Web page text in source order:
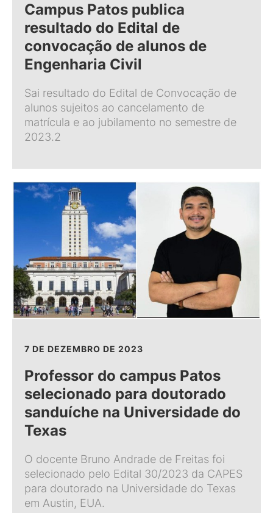
Campus Patos publica
resultado do Edital de
convocação de alunos de
Engenharia Civil
Sai resultado do Edital de Convocação de
alunos sujeitos ao cancelamento de
matrícula e ao jubilamento no semestre de
2023.2
7 DE DEZEMBRO DE 2023
Professor do campus Patos
selecionado para doutorado
sanduíche na Universidade do
Texas
O docente Bruno Andrade de Freitas foi
selecionado pelo Edital 30/2023 da CAPES
para doutorado na Universidade do Texas
em Austin, EUA.